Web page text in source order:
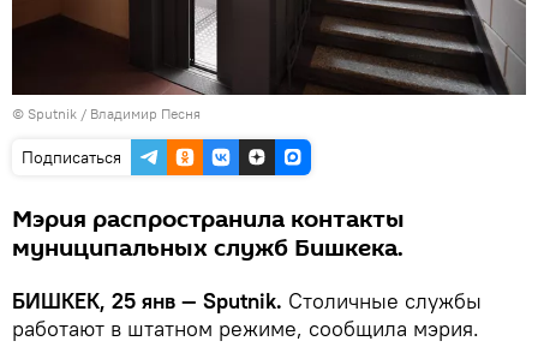
© Sputnik / Владимир Песня
Подписаться
Мэрия распространила контакты
муниципальных служб Бишкека.
БИШКЕК, 25 янв — Sputnik. Столичные службы
работают в штатном режиме, сообщила мэрия.